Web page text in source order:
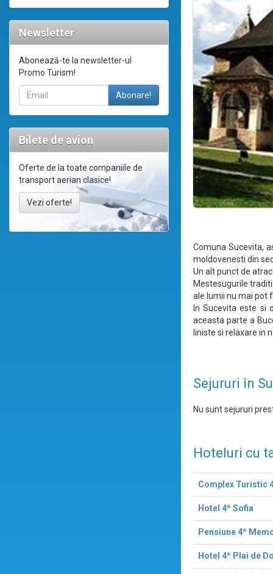
Newsletter
Abonează-te la newsletter-ul
Promo Turism!
Bilete de avion
Oferte de la toate companiile de
transport aerian clasice!
Vezi oferte!
Comuna Sucevita,
moldovenesti din
Un alt punct de
Mestesugurile
ale lumii nu mai pot
In Sucevita este si
aceasta parte a
liniste si relaxare in
Sejururi în
Nu sunt sejururi
Hoteluri cu
Complex Turistic
Hotel 4* Sofia
Pensiune 4*
Hotel 4* Plai de